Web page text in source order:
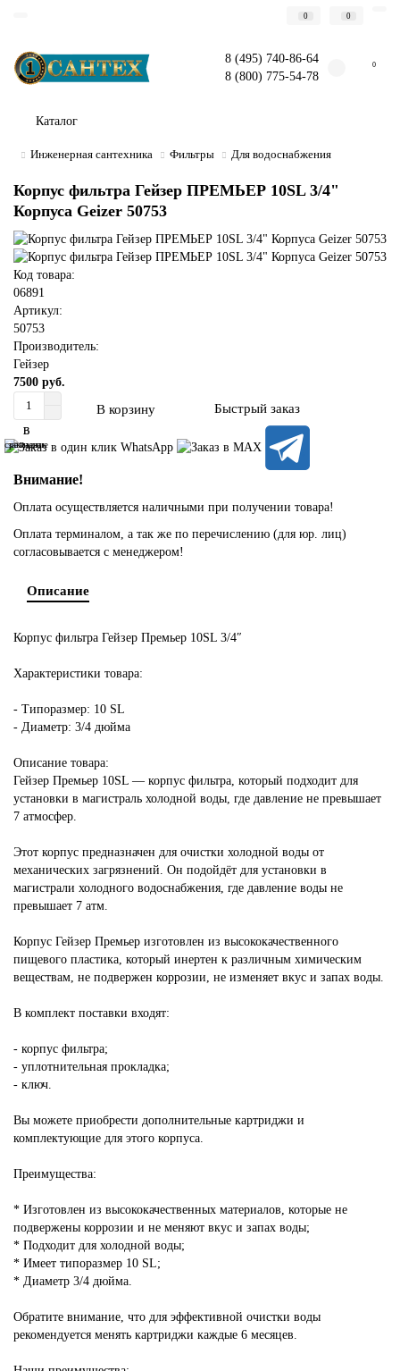
0 0
8 (495) 740-86-64
8 (800) 775-54-78
0
Каталог
Инженерная сантехника Фильтры Для водоснабжения
Корпус фильтра Гейзер ПРЕМЬЕР 10SL 3/4"
Корпуса Geizer 50753
Код товара:
06891
Артикул:
50753
Производитель:
Гейзер
7500 руб.
В корзину Быстрый заказ
В
закладки
В
сравнение
Внимание!
Оплата осуществляется наличными при получении товара!
Оплата терминалом, а так же по перечислению (для юр. лиц)
согласовывается с менеджером!
Описание
Корпус фильтра Гейзер Премьер 10SL 3/4″
Характеристики товара:
- Типоразмер: 10 SL
- Диаметр: 3/4 дюйма
Описание товара:
Гейзер Премьер 10SL — корпус фильтра, который подходит для
установки в магистраль холодной воды, где давление не превышает
7 атмосфер.
Этот корпус предназначен для очистки холодной воды от
механических загрязнений. Он подойдёт для установки в
магистрали холодного водоснабжения, где давление воды не
превышает 7 атм.
Корпус Гейзер Премьер изготовлен из высококачественного
пищевого пластика, который инертен к различным химическим
веществам, не подвержен коррозии, не изменяет вкус и запах воды.
В комплект поставки входят:
- корпус фильтра;
- уплотнительная прокладка;
- ключ.
Вы можете приобрести дополнительные картриджи и
комплектующие для этого корпуса.
Преимущества:
* Изготовлен из высококачественных материалов, которые не
подвержены коррозии и не меняют вкус и запах воды;
* Подходит для холодной воды;
* Имеет типоразмер 10 SL;
* Диаметр 3/4 дюйма.
Обратите внимание, что для эффективной очистки воды
рекомендуется менять картриджи каждые 6 месяцев.